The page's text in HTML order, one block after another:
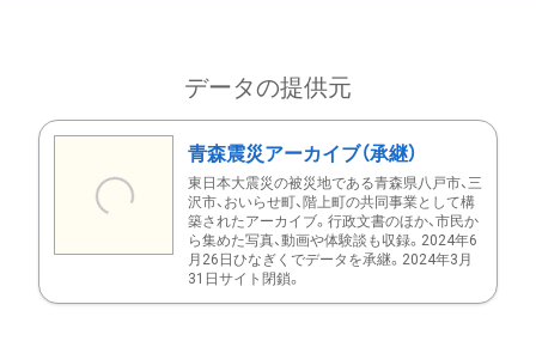
データの提供元
青森震災アーカイブ（承継）
東日本大震災の被災地である青森県八戸市、三
沢市、おいらせ町、階上町の共同事業として構
築されたアーカイブ。行政文書のほか、市民か
ら集めた写真、動画や体験談も収録。2024年6
月26日ひなぎくでデータを承継。2024年3月
31日サイト閉鎖。